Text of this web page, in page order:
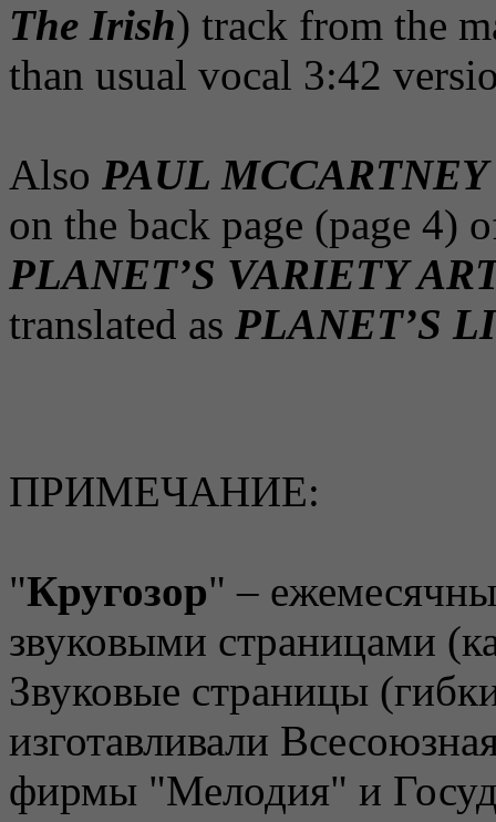
The Irish) track from the
than usual vocal 3:42
Also PAUL MCCARTNEY
on the back page (page 4)
PLANET’S VARIETY
translated as PLANET’S
ПРИМЕЧАНИЕ:
"Кругозор" –
звуковыми страницами
Звуковые страницы
изготавливали
фирмы "Мелодия" и